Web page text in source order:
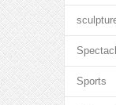
Sports